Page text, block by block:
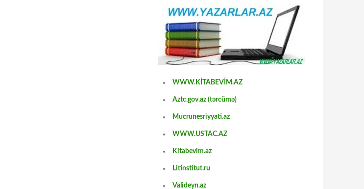
WWW.KİTABEVİM.AZ
Aztc.gov.az (tərcümə)
Mucrunesriyyati.az
WWW.USTAC.AZ
Kitabevim.az
Litinstitut.ru
Valideyn.az